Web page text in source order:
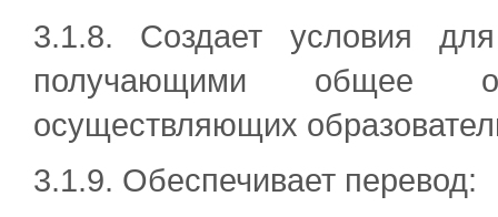
3.1.8. Создает условия
получающими общее
осуществляющих
3.1.9. Обеспечивает перевод: